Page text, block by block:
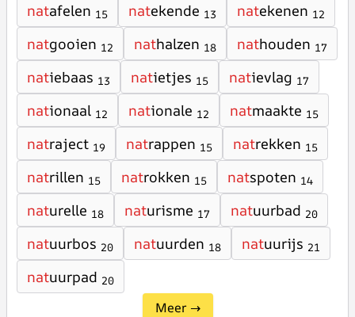
natafelen 15 natekende 13 natekenen 12
natgooien 12 nathalzen 18 nathouden 17
natiebaas 13 natietjes 15 natievlag 17
nationaal 12 nationale 12 natmaakte 15
natraject 19 natrappen 15 natrekken 15
natrillen 15 natrokken 15 natspoten 14
naturelle 18 naturisme 17 natuurbad 20
natuurbos 20 natuurden 18 natuurijs 21
natuurpad 20
Meer →